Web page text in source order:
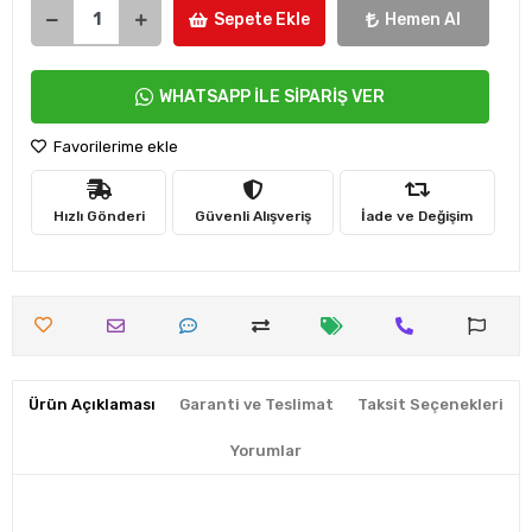
Sepete Ekle Hemen Al
WHATSAPP İLE SİPARİŞ VER
Favorilerime ekle
Hızlı Gönderi Güvenli Alışveriş İade ve Değişim
Ürün Açıklaması Garanti ve Teslimat Taksit Seçenekleri
Yorumlar